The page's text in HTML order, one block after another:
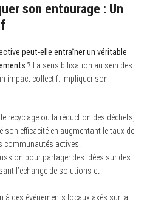
son entourage : Un
peut-elle entraîner un véritable
? La sensibilisation au sein des
impact collectif. Impliquer son
recyclage ou la réduction des déchets,
son efficacité en augmentant le taux de
communautés actives.
pour partager des idées sur des
l’échange de solutions et
à des événements locaux axés sur la